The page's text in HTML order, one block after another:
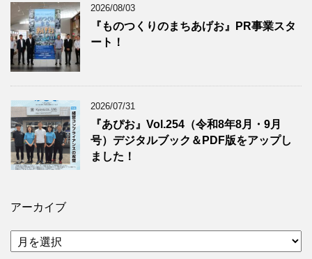
2026/08/03
『ものつくりのまちあげお』PR事業スタ
ート！
2026/07/31
『あぴお』Vol.254（令和8年8月・9月
号）デジタルブック＆PDF版をアップし
ました！
アーカイブ
ア
ー